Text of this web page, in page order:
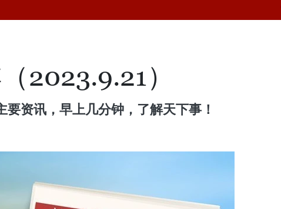
2023.9.21）
资讯，早上几分钟，了解天下事！